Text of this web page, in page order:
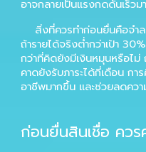
อาจกลายเป็นแรงกดดันเร็วม
สิ่งที่ควรทำก่อนยื่นคือจำ
ถ้ารายได้จริงต่ำกว่าเป้า
กว่าที่คิดยังมีเงินหมุนหรือไม่
คาดยังรับภาระได้กี่เดือน ก
อาชีพมากขึ้น และช่วยลดคว
ก่อนยื่นสินเชื่อ ควร